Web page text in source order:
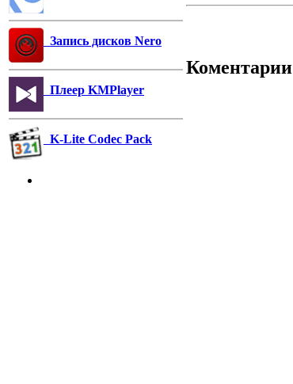
Запись дисков Nero
Плеер KMPlayer
K-Lite Codec Pack
Коментарии